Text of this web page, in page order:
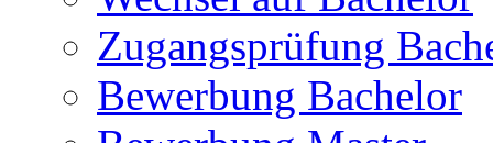
Zugangsprüfung
Bewerbung Bachelor